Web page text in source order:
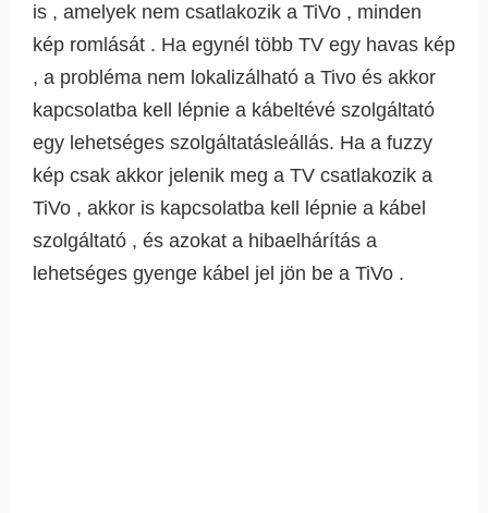
is , amelyek nem csatlakozik a TiVo , minden
kép romlását . Ha egynél több TV egy havas kép
, a probléma nem lokalizálható a Tivo és akkor
kapcsolatba kell lépnie a kábeltévé szolgáltató
egy lehetséges szolgáltatásleállás. Ha a fuzzy
kép csak akkor jelenik meg a TV csatlakozik a
TiVo , akkor is kapcsolatba kell lépnie a kábel
szolgáltató , és azokat a hibaelhárítás a
lehetséges gyenge kábel jel jön be a TiVo .